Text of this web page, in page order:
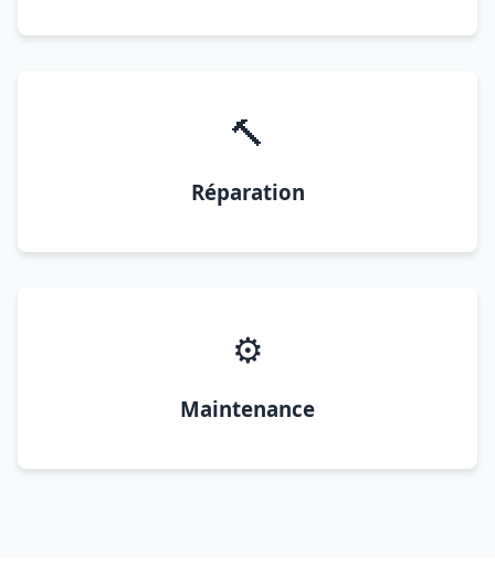
🔨
Réparation
⚙️
Maintenance